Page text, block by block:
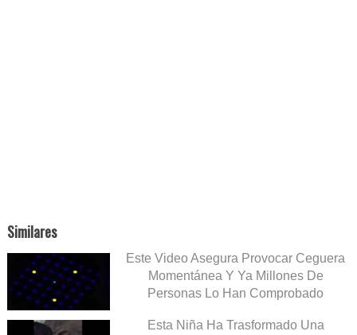
Similares
Este Video Asegura Provocar Ceguera
Momentánea Y Ya Millones De
Personas Lo Han Comprobado
Esta Niña Ha Trasformado Una